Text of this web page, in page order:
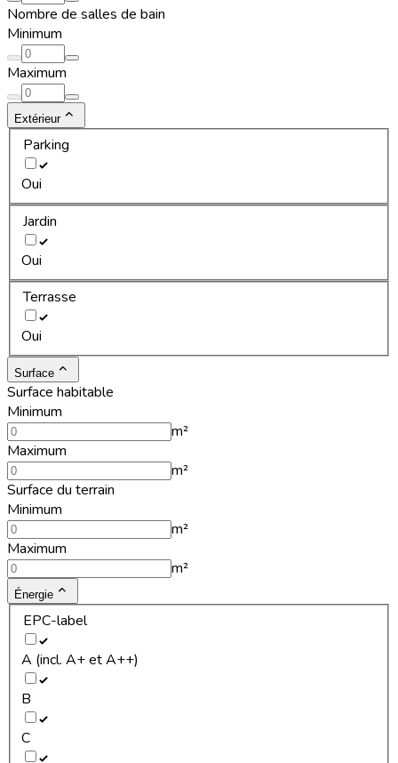
Nombre de salles de bain
Minimum
Maximum
Extérieur
Parking
Oui
Jardin
Oui
Terrasse
Oui
Surface
Surface habitable
Minimum
m²
Maximum
m²
Surface du terrain
Minimum
m²
Maximum
m²
Énergie
EPC-label
A (incl. A+ et A++)
B
C